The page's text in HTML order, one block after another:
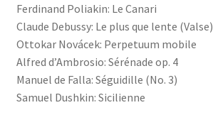
Ferdinand Poliakin: Le Canari
Claude Debussy: Le plus que lente (Valse)
Ottokar Novácek: Perpetuum mobile
Alfred d’Ambrosio: Sérénade op. 4
Manuel de Falla: Séguidille (No. 3)
Samuel Dushkin: Sicilienne